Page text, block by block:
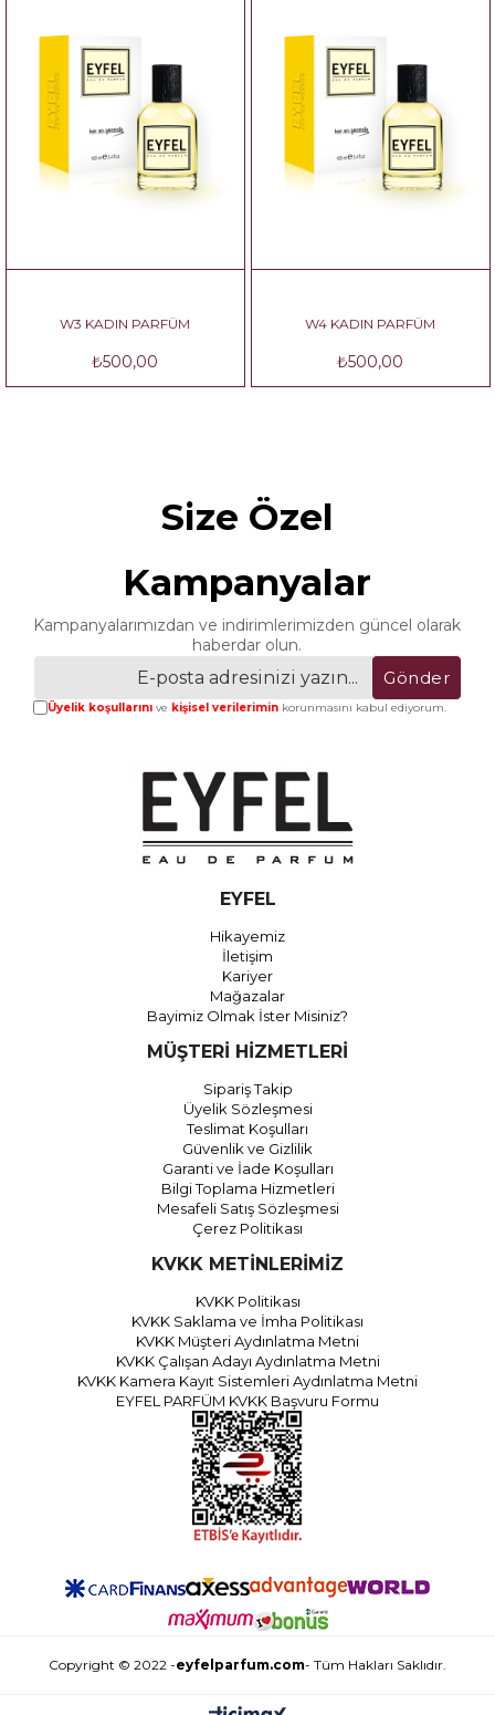
W3 KADIN PARFÜM
₺500,00
W4 KADIN PARFÜM
₺500,00
Size Özel
Kampanyalar
Kampanyalarımızdan ve indirimlerimizden güncel olarak
haberdar olun.
Gönder
Üyelik koşullarınıve kişisel verileriminkorunmasını kabul ediyorum.
EYFEL
Hikayemiz
İletişim
Kariyer
Mağazalar
Bayimiz Olmak İster Misiniz?
MÜŞTERİ HİZMETLERİ
Sipariş Takip
Üyelik Sözleşmesi
Teslimat Koşulları
Güvenlik ve Gizlilik
Garanti ve İade Koşulları
Bilgi Toplama Hizmetleri
Mesafeli Satış Sözleşmesi
Çerez Politikası
KVKK METİNLERİMİZ
KVKK Politikası
KVKK Saklama ve İmha Politikası
KVKK Müşteri Aydınlatma Metni
KVKK Çalışan Adayı Aydınlatma Metni
KVKK Kamera Kayıt Sistemleri Aydınlatma Metni
EYFEL PARFÜM KVKK Başvuru Formu
Copyright © 2022 -eyfelparfum.com- Tüm Hakları Saklıdır.